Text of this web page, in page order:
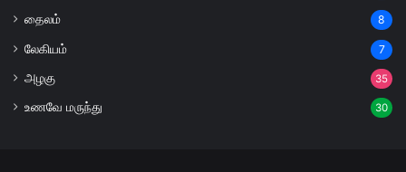
தைலம் 8
லேகியம் 7
அழகு 35
உணவே மருந்து 30